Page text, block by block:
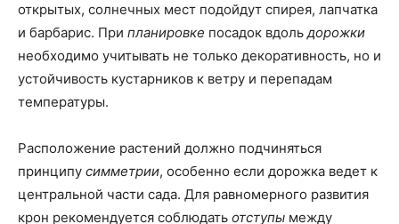
открытых, солнечных мест подойдут спирея, лапчатка
и барбарис. При планировке посадок вдольдорожки
необходимо учитывать не только декоративность, но и
устойчивость кустарников к ветру и перепадам
температуры.
Расположение растений должно подчиняться
принципу симметрии, особенно если дорожка ведет к
центральной части сада. Для равномерного развития
крон рекомендуется соблюдать отступы между